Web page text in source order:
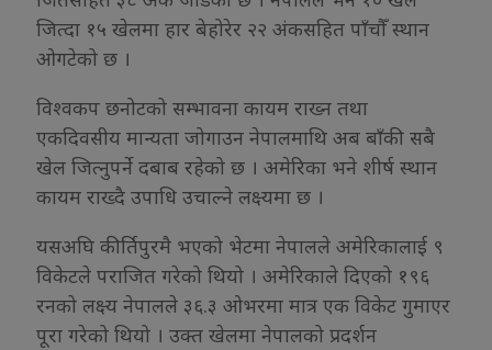
जित्दा १५ खेलमा हार बेहोरेर २२ अंकसहित पाँचौँ स्थान
ओगटेको छ ।
विश्वकप छनोटको सम्भावना कायम राख्न तथा
एकदिवसीय मान्यता जोगाउन नेपालमाथि अब बाँकी सबै
खेल जित्नुपर्ने दबाब रहेको छ । अमेरिका भने शीर्ष स्थान
कायम राख्दै उपाधि उचाल्ने लक्ष्यमा छ ।
यसअघि कीर्तिपुरमै भएको भेटमा नेपालले अमेरिकालाई ९
विकेटले पराजित गरेको थियो । अमेरिकाले दिएको १९६
रनको लक्ष्य नेपालले ३६.३ ओभरमा मात्र एक विकेट गुमाएर
पूरा गरेको थियो । उक्त खेलमा नेपालको प्रदर्शन